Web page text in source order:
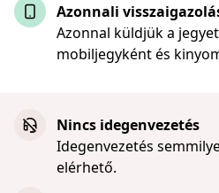
Azonnali
Azonnal küldjük a
mobiljegyként és
Nincs idegenvezetés
Idegenvezetés
elérhető.